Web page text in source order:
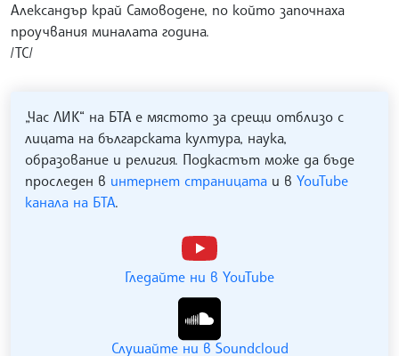
Александър край Самоводене, по който започнаха
проучвания миналата година.
/ТС/
„Час ЛИК“ на БТА е мястото за срещи отблизо с
лицата на българската култура, наука,
образование и религия. Подкастът може да бъде
проследен в интернет страницата и в YouTube
канала на БТА.
Гледайте ни в YouTube
Слушайте ни в Soundcloud